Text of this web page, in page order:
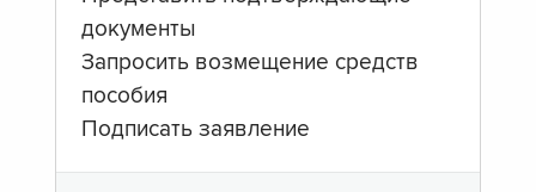
документы
Запросить возмещение средств
пособия
Подписать заявление